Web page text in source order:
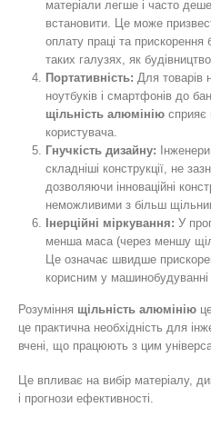
матеріали легше і часто
встановити. Це може
оплату праці та
таких галузях, як будівництво.
Портативність: Для товарів
ноутбуків і смартфонів до
щільність алюмініюсприяє
користувача.
Гнучкість дизайну:
складніші конструкції, не
дозволяючи інноваційні
неможливими з більш
Інерційні міркування: У
менша маса (через меншу
Це означає швидше
корисним у машинобудуванні
Розуміння щільність алюмінію
це практична необхідність для
вчені, що працюють з цим
Це впливає на вибір матеріалу,
і прогнози ефективності.